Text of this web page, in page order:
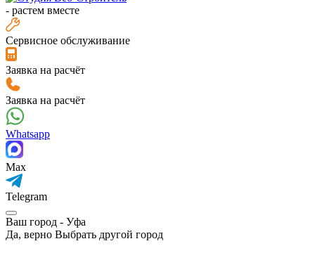
- растем вместе
Сервисное обслуживание
Заявка на расчёт
Заявка на расчёт
Whatsapp
Max
Telegram
Ваш город - Уфа
Да, верно Выбрать другой город